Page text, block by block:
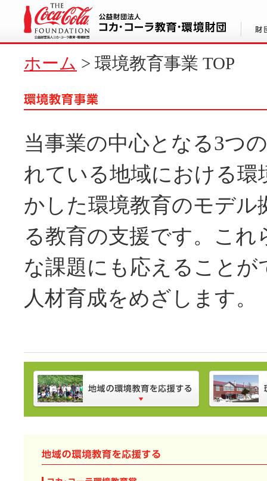
ホーム > 環境教育事業 TOP
当事業の中心となる3つ
れている地域における環
かした環境教育のモデル
る教育の支援です。こ
な課題にも応えること
人材育成をめざします。